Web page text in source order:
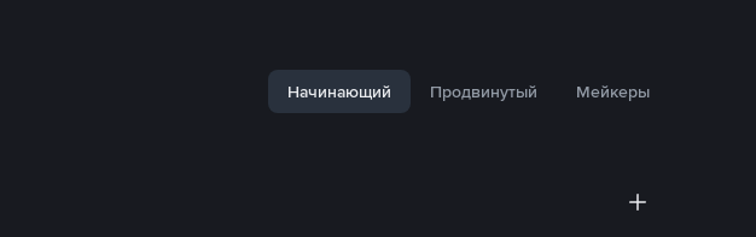
Начинающий Продвинутый Мейкеры